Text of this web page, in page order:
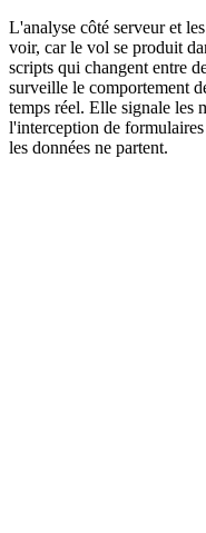
L'analyse côté serveur et
voir, car le vol se produit
scripts qui changent entre
surveille le comportement
temps réel. Elle signale les
l'interception de formulaires
les données ne partent.